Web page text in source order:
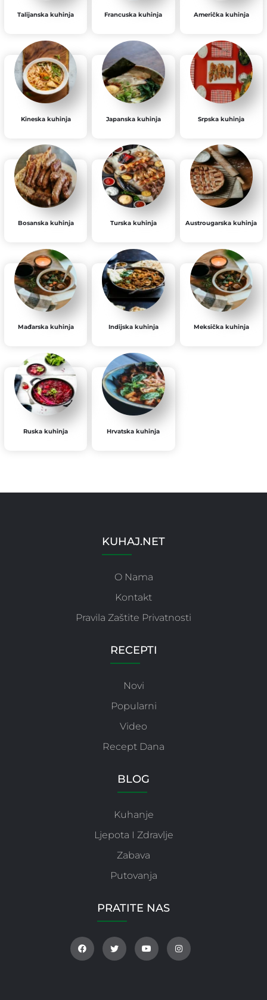
Talijanska kuhinja Francuska kuhinja Američka kuhinja
Kineska kuhinja Japanska kuhinja Srpska kuhinja
Bosanska kuhinja Turska kuhinja Austrougarska kuhinja
Mađarska kuhinja Indijska kuhinja Meksička kuhinja
Ruska kuhinja Hrvatska kuhinja
KUHAJ.NET
O Nama
Kontakt
Pravila Zaštite Privatnosti
RECEPTI
Novi
Popularni
Video
Recept Dana
BLOG
Kuhanje
Ljepota I Zdravlje
Zabava
Putovanja
PRATITE NAS